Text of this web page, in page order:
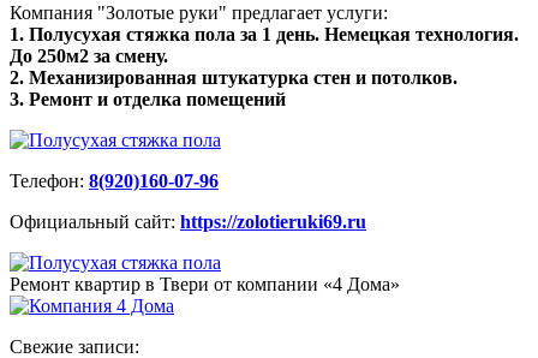
Компания "Золотые руки" предлагает услуги:
1. Полусухая стяжка пола за 1 день. Немецкая технология.
До 250м2 за смену.
2. Механизированная штукатурка стен и потолков.
3. Ремонт и отделка помещений
Телефон: 8(920)160-07-96
Официальный сайт: https://zolotieruki69.ru
Ремонт квартир в Твери от компании «4 Дома»
Свежие записи: